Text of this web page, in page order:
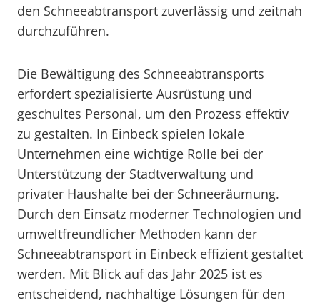
den Schneeabtransport zuverlässig und zeitnah
durchzuführen.
Die Bewältigung des Schneeabtransports
erfordert spezialisierte Ausrüstung und
geschultes Personal, um den Prozess effektiv
zu gestalten. In Einbeck spielen lokale
Unternehmen eine wichtige Rolle bei der
Unterstützung der Stadtverwaltung und
privater Haushalte bei der Schneeräumung.
Durch den Einsatz moderner Technologien und
umweltfreundlicher Methoden kann der
Schneeabtransport in Einbeck effizient gestaltet
werden. Mit Blick auf das Jahr 2025 ist es
entscheidend, nachhaltige Lösungen für den